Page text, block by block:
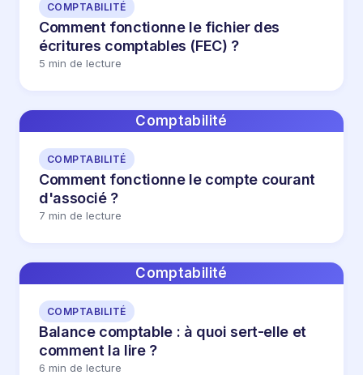
COMPTABILITÉ
Comment fonctionne le fichier des
écritures comptables (FEC) ?
5 min de lecture
Comptabilité
COMPTABILITÉ
Comment fonctionne le compte courant
d'associé ?
7 min de lecture
Comptabilité
COMPTABILITÉ
Balance comptable : à quoi sert-elle et
comment la lire ?
6 min de lecture